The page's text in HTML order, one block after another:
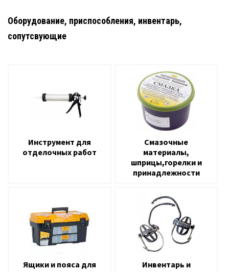
Оборудование, приспособления, инвентарь,
сопутсвующие
Инструмент для
отделочных работ
Смазочные
материалы,
шприцы,горелки и
принадлежности
Ящики и пояса для
Инвентарь и